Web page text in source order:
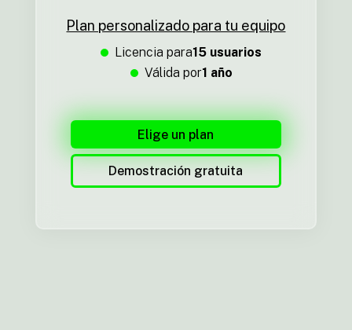
Plan personalizado para tu equipo
Licencia para15 usuarios
Válida por1 año
Elige un plan
Demostración gratuita